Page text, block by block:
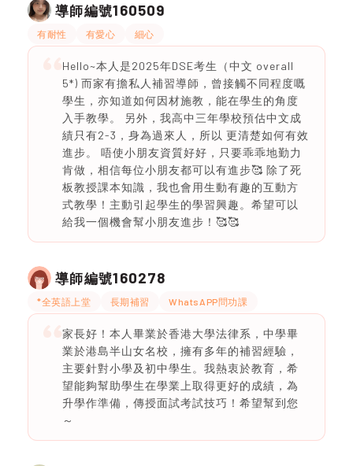
導師編號160509
有耐性 有愛心 細心
Hello~本人是2025年DSE考生（中文 overall
5*) 而家有擔私人補習導師，曾接觸不同程度嘅
學生，亦知道如何因材施教，能在學生的角度
入手教學。 另外，我高中三年學校預估中文成
績只有2-3，身為過來人，所以 更清楚如何有效
進步。 唔使小朋友資質好好，只要乖乖地勤力
肯做，相信每位小朋友都可以有進步🥰 除了死
板教授課本知識，我也會用生動有趣的互動方
式教學！主動引起學生的學習興趣。希望可以
給我一個機會幫小朋友進步！🥰🥰
導師編號160278
*全英語上堂 長期補習 WhatsAPP問功課
家長好！本人畢業於香港大學法律系，中學畢
業於港島半山女名校，擁有多年的補習經驗，
主要針對小學及初中學生。我熱衷於教育，希
望能夠幫助學生在學業上取得更好的成績，為
升學作準備，傳授面試考試技巧！希望幫到您
～